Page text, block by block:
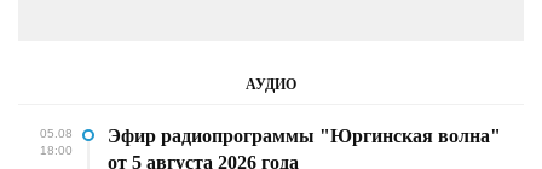
АУДИО
05.08
18:00
Эфир радиопрограммы "Юргинская волна"
от 5 августа 2026 года